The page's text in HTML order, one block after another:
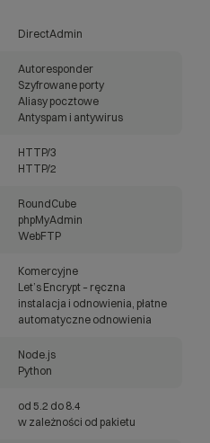
DirectAdmin
Autoresponder
Szyfrowane porty
Aliasy pocztowe
Antyspam i antywirus
HTTP/3
HTTP/2
RoundCube
phpMyAdmin
WebFTP
Komercyjne
Let’s Encrypt – ręczna
instalacja i odnowienia, płatne
automatyczne odnowienia
Node.js
Python
od 5.2 do 8.4
w zależności od pakietu